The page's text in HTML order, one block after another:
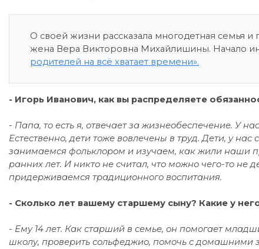
О своей жизни рассказала многодетная семья
жена Вера Викторовна Михайлишины. Начало
родителей на всё хватает времени».
- Игорь Иванович, как вы распределяете
- Папа, то есть я, отвечает за жизнеобеспечение. У
Естественно, дети тоже вовлечены в труд. Дети, у
занимаемся фольклором и изучаем, как жили наши
ранних лет. И никто не считал, что можно чего-то
придерживаемся традиционного воспитания.
- Сколько лет вашему старшему сыну? Какие у
- Ему 14 лет. Как старший в семье, он помогает
школу, проверить сольфеджио, помочь с домашними